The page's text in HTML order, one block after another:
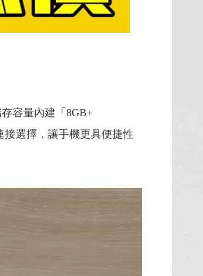
容量內建「8GB+
接選擇，讓手機更具便捷性